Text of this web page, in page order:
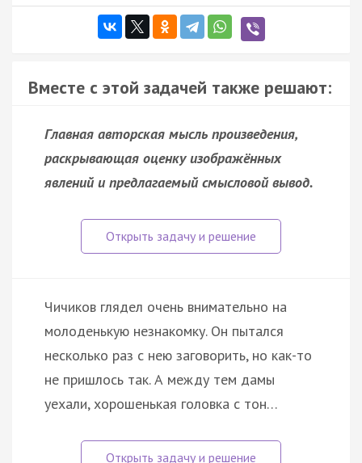
Вместе с этой задачей также решают:
Главная авторская мысль произведения,
раскрывающая оценку изображённых
явлений и предлагаемый смысловой вывод.
Чичиков глядел очень внимательно на
молоденькую незнакомку. Он пытался
несколько раз с нею заговорить, но как-то
не пришлось так. А между тем дамы
уехали, хорошенькая головка с тон…